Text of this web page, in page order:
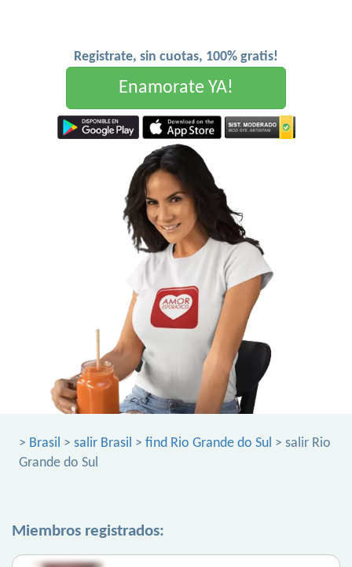
Registrate, sin cuotas, 100% gratis!
Enamorate YA!
> Brasil > salir Brasil > find Rio Grande do Sul > salir Rio
Grande do Sul
Miembros registrados: